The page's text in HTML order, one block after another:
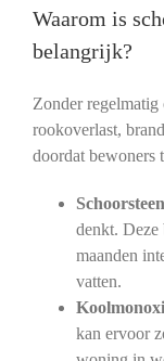
Waarom is
belangrijk?
Zonder
rookoverlast,
doordat bewoners
denkt. Deze
maanden
vatten.
kan ervoor